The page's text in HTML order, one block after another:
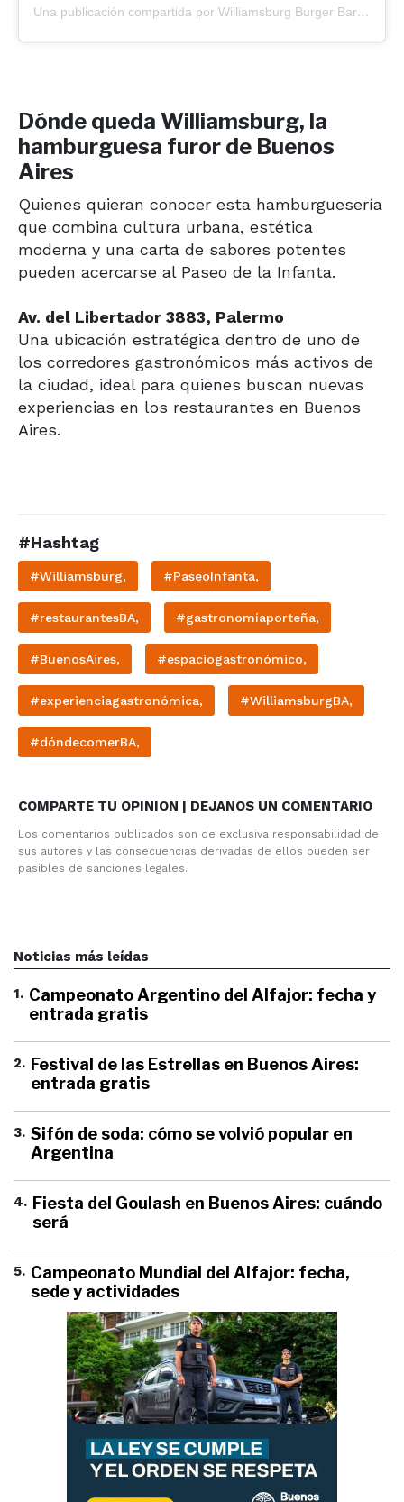
Una publicación compartida por Williamsburg Burger Bar (@williamsburg_ba)
Dónde queda Williamsburg, la
hamburguesa furor de Buenos
Aires
Quienes quieran conocer esta hamburguesería
que combina cultura urbana, estética
moderna y una carta de sabores potentes
pueden acercarse al Paseo de la Infanta.
Av. del Libertador 3883, Palermo
Una ubicación estratégica dentro de uno de
los corredores gastronómicos más activos de
la ciudad, ideal para quienes buscan nuevas
experiencias en los restaurantes en Buenos
Aires.
#Hashtag
#Williamsburg, #PaseoInfanta,
#restaurantesBA, #gastronomíaporteña,
#BuenosAires, #espaciogastronómico,
#experienciagastronómica, #WilliamsburgBA,
#dóndecomerBA,
COMPARTE TU OPINION | DEJANOS UN COMENTARIO
Los comentarios publicados son de exclusiva responsabilidad de
sus autores y las consecuencias derivadas de ellos pueden ser
pasibles de sanciones legales.
Noticias más leídas
1. Campeonato Argentino del Alfajor: fecha y
entrada gratis
2. Festival de las Estrellas en Buenos Aires:
entrada gratis
3. Sifón de soda: cómo se volvió popular en
Argentina
4. Fiesta del Goulash en Buenos Aires: cuándo
será
5. Campeonato Mundial del Alfajor: fecha,
sede y actividades